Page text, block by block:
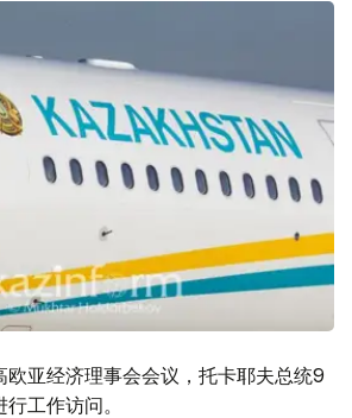
欧亚经济理事会会议，托卡耶夫总统9
工作访问。